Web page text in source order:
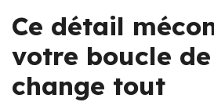
Ce détail
votre boucle
change tout